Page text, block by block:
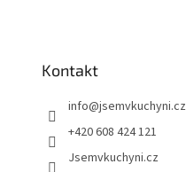
Kontakt
info@jsemvkuchyni.cz
+420 608 424 121
Jsemvkuchyni.cz